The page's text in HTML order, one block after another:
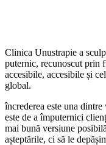
Clinica Unustrapie a
puternic, recunoscut prin
accesibile, accesibile și
global.
încrederea este una
este de a împuternici
mai bună versiune
așteptările, ci să le